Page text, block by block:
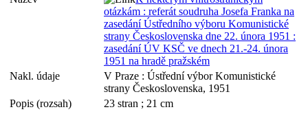
otázkám : referát soudruha Josefa Franka na
zasedání Ústředního výboru Komunistické
strany Československa dne 22. února 1951 :
zasedání ÚV KSČ ve dnech 21.-24. února
1951 na hradě pražském
Nakl. údaje
V Praze : Ústřední výbor Komunistické
strany Československa, 1951
Popis (rozsah)
23 stran ; 21 cm